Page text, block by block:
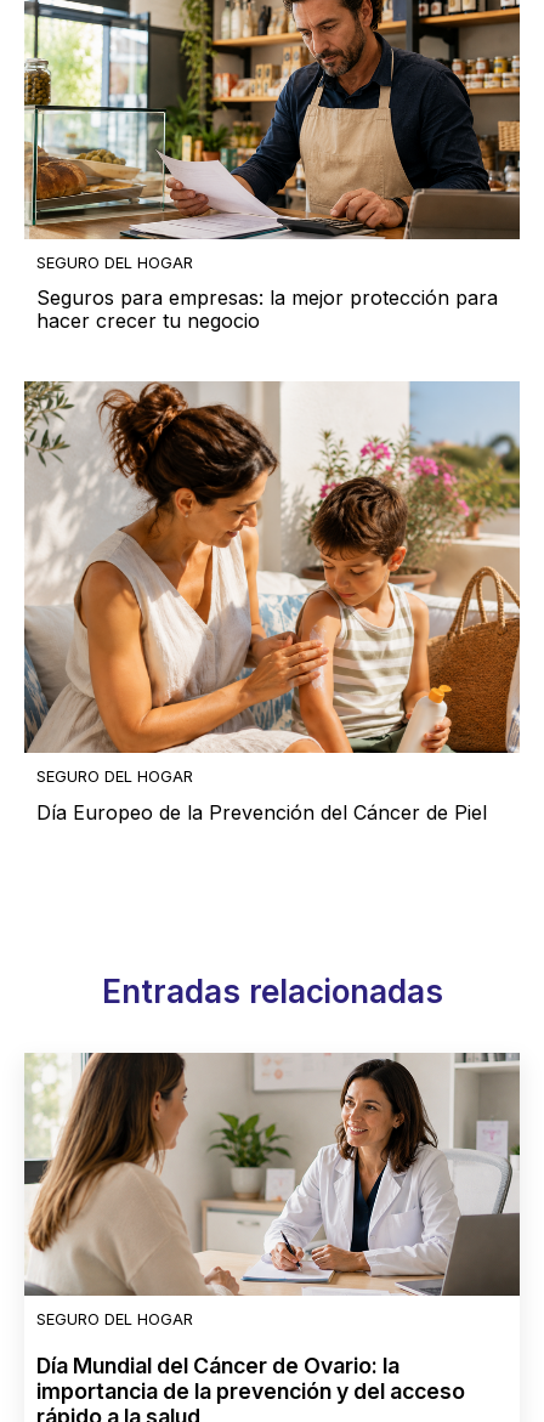
SEGURO DEL HOGAR
Seguros para empresas: la mejor protección para
hacer crecer tu negocio
SEGURO DEL HOGAR
Día Europeo de la Prevención del Cáncer de Piel
Entradas relacionadas
SEGURO DEL HOGAR
Día Mundial del Cáncer de Ovario: la
importancia de la prevención y del acceso
rápido a la salud